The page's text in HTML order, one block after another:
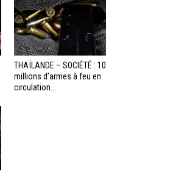
THAÏLANDE – SOCIÉTÉ : 10
millions d’armes à feu en
circulation...